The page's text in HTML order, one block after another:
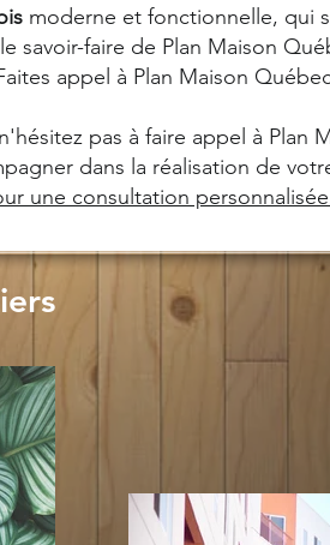
moderne et fonctionnelle, qui
savoir-faire de Plan Maison
appel à Plan Maison
pas à faire appel à Plan
dans la réalisation de
une consultation